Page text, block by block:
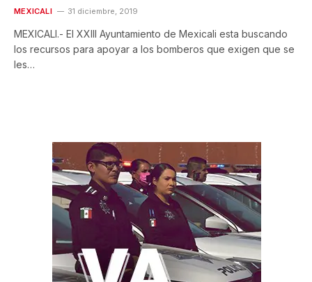
MEXICALI 31 diciembre, 2019
MEXICALI.- El XXIII Ayuntamiento de Mexicali esta buscando
los recursos para apoyar a los bomberos que exigen que se
les…